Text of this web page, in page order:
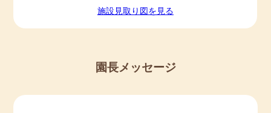
施設⾒取り図を⾒る
園長メッセージ